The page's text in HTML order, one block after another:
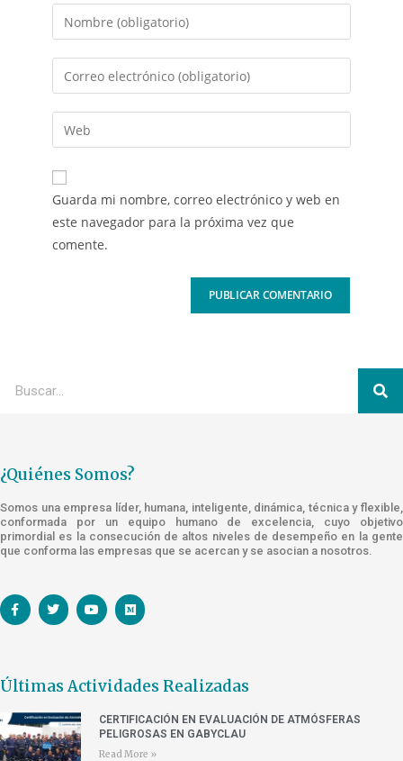
Guarda mi nombre, correo electrónico y web en
este navegador para la próxima vez que
comente.
¿Quiénes Somos?
Somos una empresa líder, humana, inteligente, dinámica, técnica y flexible,
conformada por un equipo humano de excelencia, cuyo objetivo
primordial es la consecución de altos niveles de desempeño en la gente
que conforma las empresas que se acercan y se asocian a nosotros.
Últimas Actividades Realizadas
CERTIFICACIÓN EN EVALUACIÓN DE ATMÓSFERAS
PELIGROSAS EN GABYCLAU
Read More »